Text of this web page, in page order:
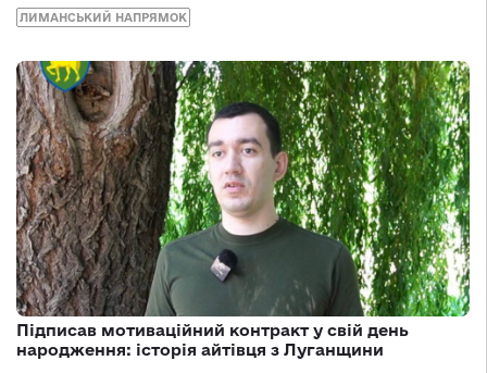
ЛИМАНСЬКИЙ НАПРЯМОК
Підписав мотиваційний контракт у свій день
народження: історія айтівця з Луганщини